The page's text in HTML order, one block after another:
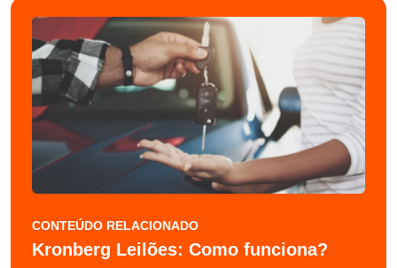
CONTEÚDO RELACIONADO
Kronberg Leilões: Como funciona?